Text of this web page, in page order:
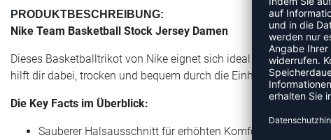
PRODUKTBESCHREIBUNG:
Nike Team Basketball Stock Jersey Damen
Dieses Basketballtrikot von Nike eignet sich ideal für harte
hilft dir dabei, trocken und bequem durch die Einheiten zu
Die Key Facts im Überblick:
Sauberer Halsausschnitt für erhöhten Komfort und